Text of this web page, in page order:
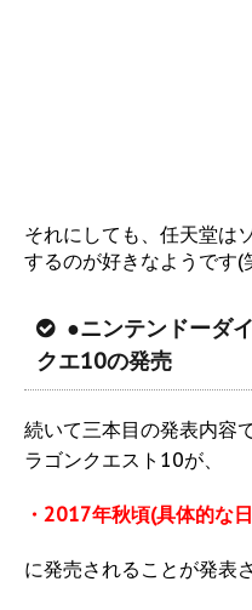
それにしても、任天堂は
するのが好きなようです(
●ニンテンドーダ
クエ10の発売
続いて三本目の発表内
ラゴンクエスト10が、
・2017年秋頃(具体的な
に発売されることが発表